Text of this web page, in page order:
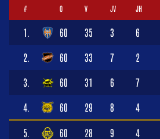
# O V JV JH
1. 60 35 3 6
2. 60 33 7 2
3. 60 31 6 7
4. 60 29 8 4
5. 60 28 9 4